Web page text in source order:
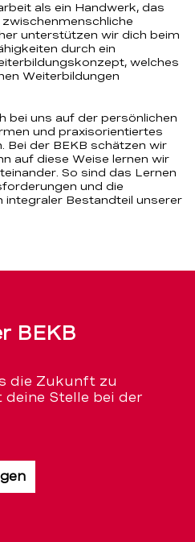
als ein Handwerk, das
unterstützen wir dich beim
durch ein
welches
Weiterbildungen
bei uns auf der persönlichen
und praxisorientiertes
Bei der BEKB schätzen wir
auf diese Weise lernen wir
So sind das Lernen
und die
integraler Bestandteil unserer
BEKB
die Zukunft zu
Stelle bei der